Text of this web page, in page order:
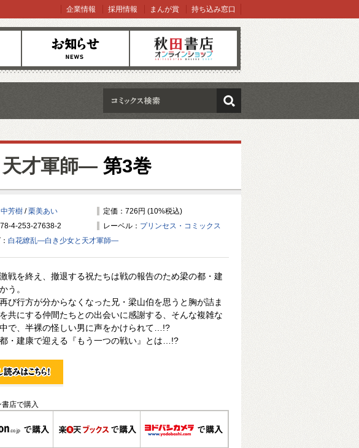
お知らせ オンラインショップ
企業情報 採用情報 まんが賞 持ち込み窓口
検索
才軍師— 第3巻
中芳樹 /栗美あい
定価：726円 (10%税込)
4-253-27638-2
レーベル： プリンセス・コミックス
白花繚乱—白き少女と天才軍師—
戦を終え、撤退する祝たちは戦の報告のため梁の都・建
う。
び行方が分からなくなった兄・梁山伯を思うと胸が詰ま
共にする仲間たちとの出会いに感謝する、そんな複雑な
で、半裸の怪しい男に声をかけられて…!?
・建康で迎える『もう一つの戦い』とは…!?
店で購入